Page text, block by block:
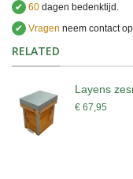
✔ 60 dagen bedenktijd.
✔ Vragen neem contact
RELATED
Layens
€ 67,95